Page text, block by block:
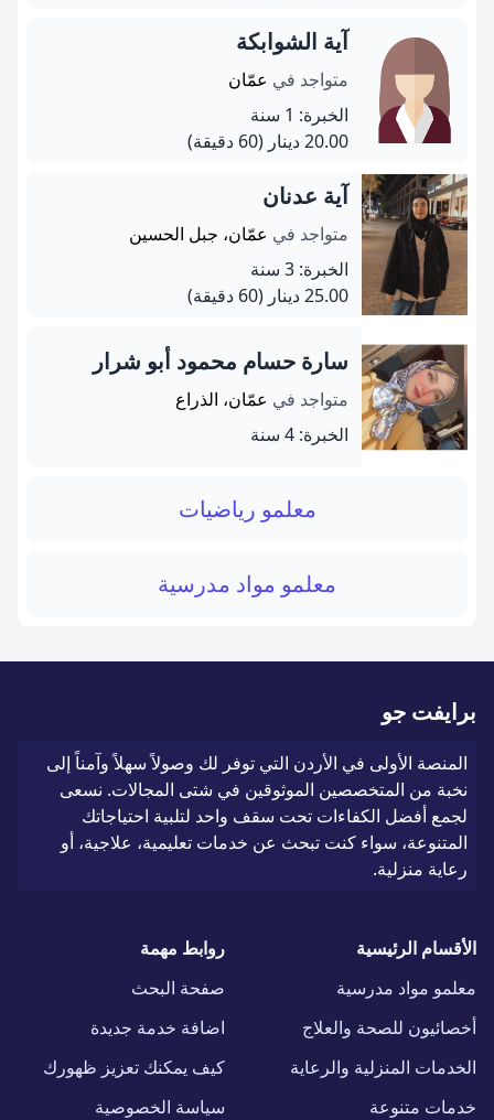
آية الشوابكة
متواجد في عمّان
الخبرة: 1 سنة
20.00 دينار
(60 دقيقة)
آية عدنان
متواجد في عمّان، جبل الحسين
الخبرة: 3 سنة
25.00 دينار
(60 دقيقة)
سارة حسام محمود أبو شرار
متواجد في عمّان، الذراع
الخبرة: 4 سنة
معلمو رياضيات
معلمو مواد مدرسية
برايفت جو
المنصة الأولى في الأردن التي توفر لك وصولاً سهلاً وآمناً إلى
نخبة من المتخصصين الموثوقين في شتى المجالات. نسعى
لجمع أفضل الكفاءات تحت سقف واحد لتلبية احتياجاتك
المتنوعة، سواء كنت تبحث عن خدمات تعليمية، علاجية، أو
رعاية منزلية.
الأقسام الرئيسية
معلمو مواد مدرسية
أخصائيون للصحة والعلاج
الخدمات المنزلية والرعاية
خدمات متنوعة
روابط مهمة
صفحة البحث
اضافة خدمة جديدة
كيف يمكنك تعزيز ظهورك
سياسة الخصوصية